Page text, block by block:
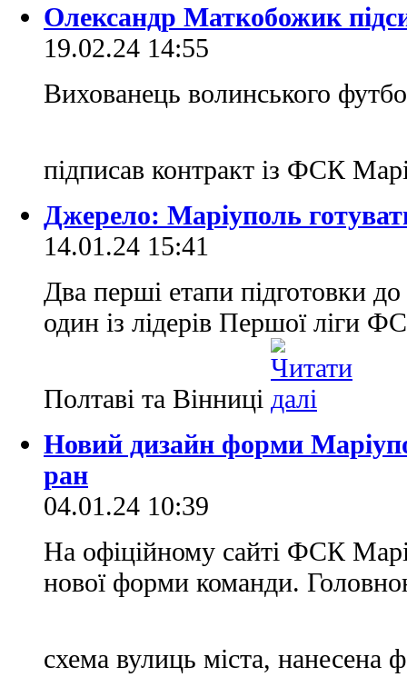
Олександр Маткобожик
19.02.24 14:55
Вихованець волинського
підписав контракт із ФСК
Джерело: Маріуполь
14.01.24 15:41
Два перші етапи підготовки
один із лідерів Першої ліги
Полтаві та Вінниці
Новий дизайн форми
ран
04.01.24 10:39
На офіційному сайті ФСК
нової форми команди.
схема вулиць міста, нанесена